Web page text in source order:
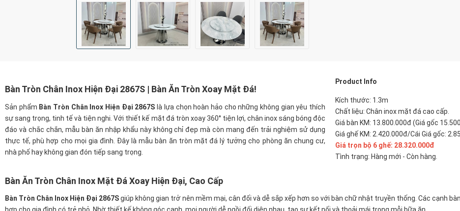
Bàn Tròn Chân Inox Hiện Đại 2867S | Bàn Ăn Tròn Xoay Mặt Đá!
Sản phẩm Bàn Tròn Chân Inox Hiện Đại 2867S là lựa chọn hoàn hảo cho những không gian yêu thích
sự sang trọng, tinh tế và tiện nghi. Với thiết kế mặt đá tròn xoay 360° tiện lợi, chân inox sáng bóng độc
đáo và chắc chắn, mẫu bàn ăn nhập khẩu này không chỉ đẹp mà còn mang đến trải nghiệm sử dụng
thực tế, phù hợp cho mọi gia đình. Đây là mẫu bàn ăn tròn mặt đá lý tưởng cho phòng ăn chung cư,
nhà phố hay không gian đón tiếp sang trọng.
Product Info
Kích thước: 1.3m
Chất liệu: Chân inox mặt đá cao cấp.
Giá bàn KM: 13.800.000đ (Giá gốc
Giá ghế KM: 2.420.000đ/Cái Giá gốc:
Giá trọn bộ 6 ghế: 28.320.000đ
Tình trạng: Hàng mới - Còn hàng.
Bàn Ăn Tròn Chân Inox Mặt Đá Xoay Hiện Đại, Cao Cấp
Bàn Tròn Chân Inox Hiện Đại 2867Sgiúp không gian trở nên mềm mại, cân đối và dễ sắp xếp hơn so với bàn chữ nhật truyền thống. Các cạnh